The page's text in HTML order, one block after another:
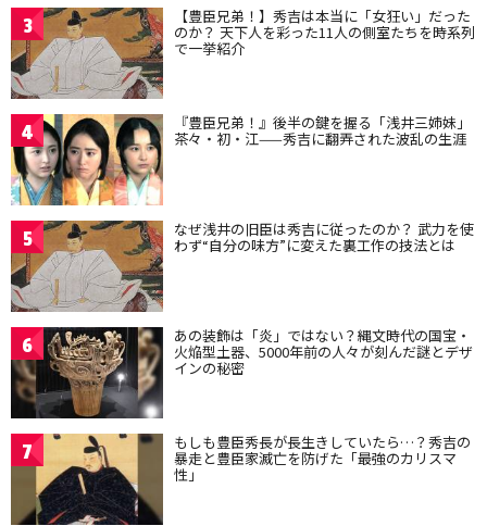
3 【豊臣兄弟！】秀吉は本当に「女狂い」だった
のか？ 天下人を彩った11人の側室たちを時系列
で一挙紹介
4 『豊臣兄弟！』後半の鍵を握る「浅井三姉妹」
茶々・初・江——秀吉に翻弄された波乱の生涯
5 なぜ浅井の旧臣は秀吉に従ったのか？ 武力を使
わず“自分の味方”に変えた裏工作の技法とは
6 あの装飾は「炎」ではない？縄文時代の国宝・
火焔型土器、5000年前の人々が刻んだ謎とデザ
インの秘密
7 もしも豊臣秀長が長生きしていたら…？秀吉の
暴走と豊臣家滅亡を防げた「最強のカリスマ
性」